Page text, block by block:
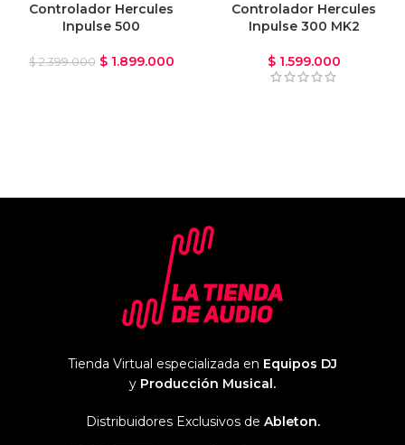
Controlador Hercules
Inpulse 500
$2.399.000 $1.899.000
Controlador Hercules
Inpulse 300 MK2
$1.599.000
Tienda Virtual especializada en Equipos DJ
y Producción Musical.
Distribuidores Exclusivos de Ableton.